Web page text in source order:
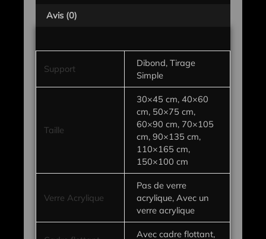
Avis (0)
Support
Dibond, Tirage
Simple
Taille
30×45 cm, 40×60
cm, 50×75 cm,
60×90 cm, 70×105
cm, 90×135 cm,
110×165 cm,
150×100 cm
Verre Acrylique
Pas de verre
acrylique, Avec un
verre acrylique
Avec cadre flottant,